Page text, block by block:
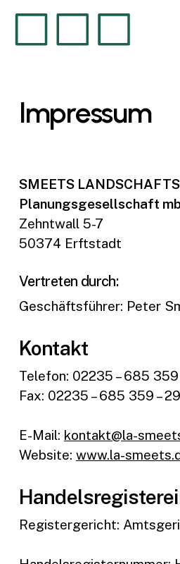
main
Impressum
SMEETS
Planungsgesellschaft
Zehntwall 5-7
50374 Erftstadt
Vertreten durch:
Geschäftsführer: Peter
Kontakt
Telefon: 02235 – 685 359
Fax: 02235 – 685 359 – 29
E-Mail: kontakt@la-
Website: www.la-
Registergericht: